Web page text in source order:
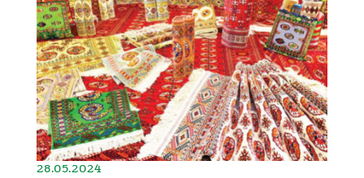
28.05.2024